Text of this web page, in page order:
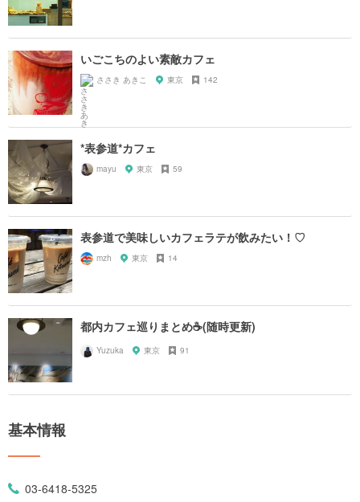
いごこちのよい素敵カフェ
ささき あきこ 東京 142
*表参道*カフェ
mayu 東京 59
表参道で美味しいカフェラテが飲みたい！♡
mzh 東京 14
都内カフェ巡りまとめ☕️(随時更新)
Yuzuka 東京 91
基本情報
03-6418-5325